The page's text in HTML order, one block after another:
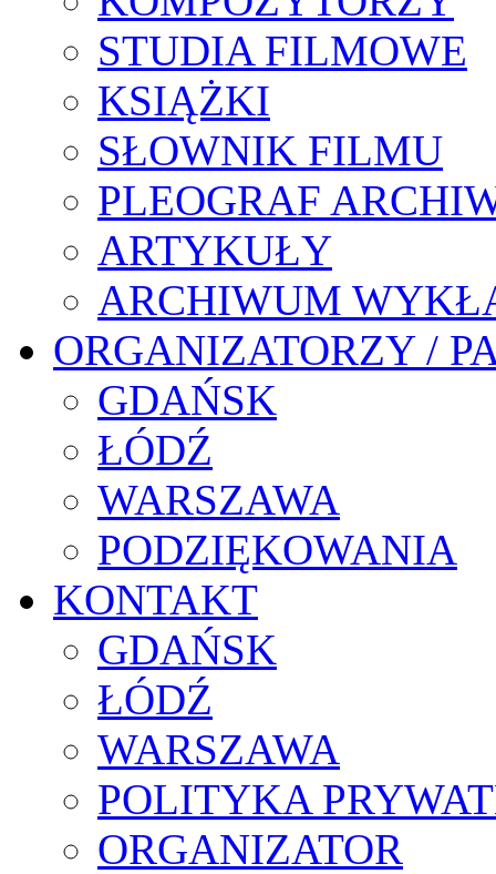
STUDIA FILMOWE
KSIĄŻKI
SŁOWNIK FILMU
PLEOGRAF
ARTYKUŁY
ARCHIWUM
ORGANIZATORZY /
GDAŃSK
ŁÓDŹ
WARSZAWA
PODZIĘKOWANIA
KONTAKT
GDAŃSK
ŁÓDŹ
WARSZAWA
POLITYKA
ORGANIZATOR